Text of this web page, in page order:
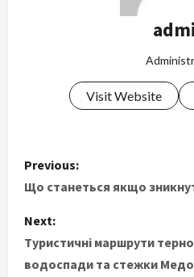
Visit Website
P
o
s
t
Previous:
Що станеться якщо
Next:
Туристичні маршрути
водоспади та стежки